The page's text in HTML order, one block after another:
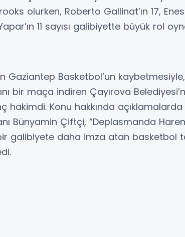
olurken, Roberto Gallinat’ın 17,
11 sayısı galibiyette büyük rol
Gaziantep Basketbol’un
bir maça indiren Çayırova
hakimdi. Konu hakkında
Bünyamin Çiftçi, “Deplasmanda
galibiyete daha imza atan basketbol